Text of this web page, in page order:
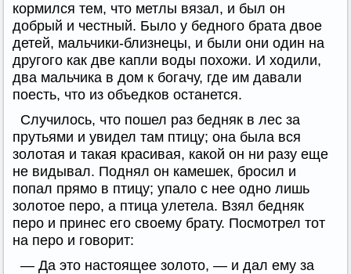
кормился тем, что метлы вязал, и был он
добрый и честный. Было у бедного брата двое
детей, мальчики-близнецы, и были они один на
другого как две капли воды похожи. И ходили,
два мальчика в дом к богачу, где им давали
поесть, что из объедков останется.
Случилось, что пошел раз бедняк в лес за
прутьями и увидел там птицу; она была вся
золотая и такая красивая, какой он ни разу еще
не видывал. Поднял он камешек, бросил и
попал прямо в птицу; упало с нее одно лишь
золотое перо, а птица улетела. Взял бедняк
перо и принес его своему брату. Посмотрел тот
на перо и говорит:
— Да это настоящее золото, — и дал ему за